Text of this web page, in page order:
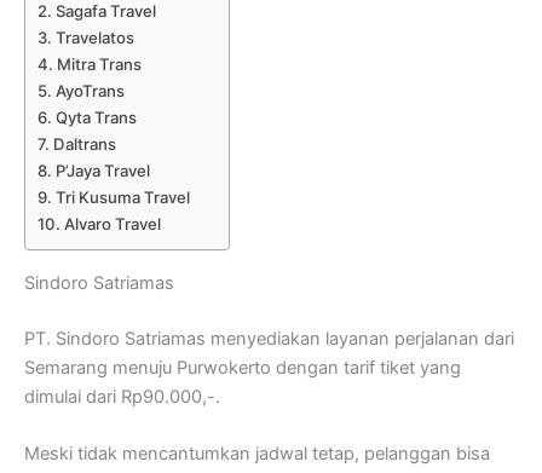
Sagafa Travel
Travelatos
Mitra Trans
AyoTrans
Qyta Trans
Daltrans
P’Jaya Travel
Tri Kusuma Travel
Alvaro Travel
Sindoro Satriamas
PT. Sindoro Satriamas menyediakan layanan perjalanan dari
Semarang menuju Purwokerto dengan tarif tiket yang
dimulai dari Rp90.000,-.
Meski tidak mencantumkan jadwal tetap, pelanggan bisa